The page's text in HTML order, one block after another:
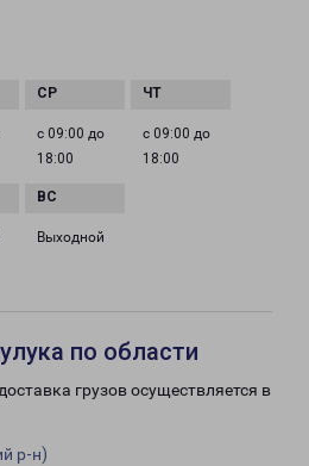
с 09:00 до
18:00
с 09:00 до
18:00
Выходной
по области
грузов осуществляется в
р-н)